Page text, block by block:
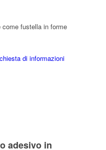
fustella in forme
di informazioni
adesivo in